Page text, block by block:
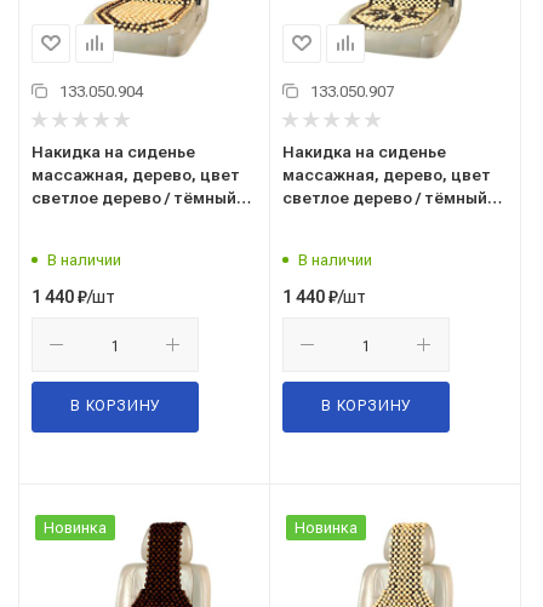
133.050.904
Накидка на сиденье
массажная, дерево, цвет
светлое дерево / тёмный
В наличии
1 440₽/шт
В КОРЗИНУ
133.050.907
Накидка на сиденье
массажная, дерево, цвет
светлое дерево / тёмный
В наличии
1 440₽/шт
В КОРЗИНУ
Новинка Новинка